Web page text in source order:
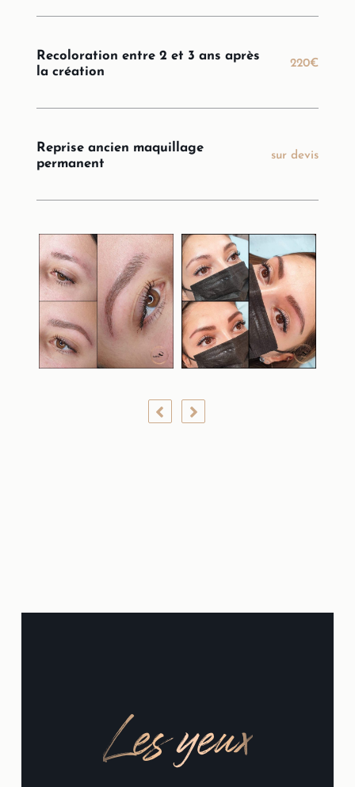
Recoloration entre 2 et 3 ans après
la création
220€
Reprise ancien maquillage
permanent
sur devis
Les yeux